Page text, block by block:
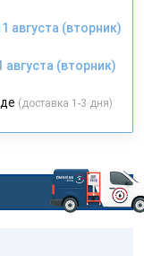
августа (вторник)
августа (вторник)
(доставка 1-3 дня)